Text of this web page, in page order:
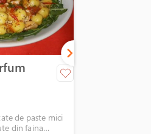
de paste mici
din faina